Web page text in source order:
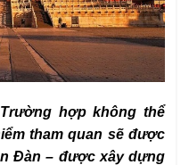
hợp không thể
tham quan sẽ được
Đàn – được xây dựng